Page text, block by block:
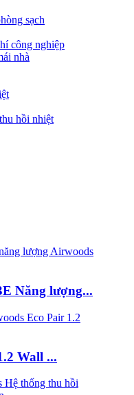
sạch
công nghiệp
nhà
hồi nhiệt
Năng lượng...
Wall ...